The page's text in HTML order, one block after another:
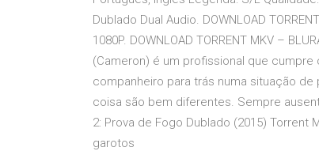
Dublado Dual Audio. DOWNLOAD
1080P. DOWNLOAD TORRENT MKV –
(Cameron) é um profissional que
companheiro para trás numa situação
coisa são bem diferentes. Sempre
2: Prova de Fogo Dublado (2015) Torrent
garotos